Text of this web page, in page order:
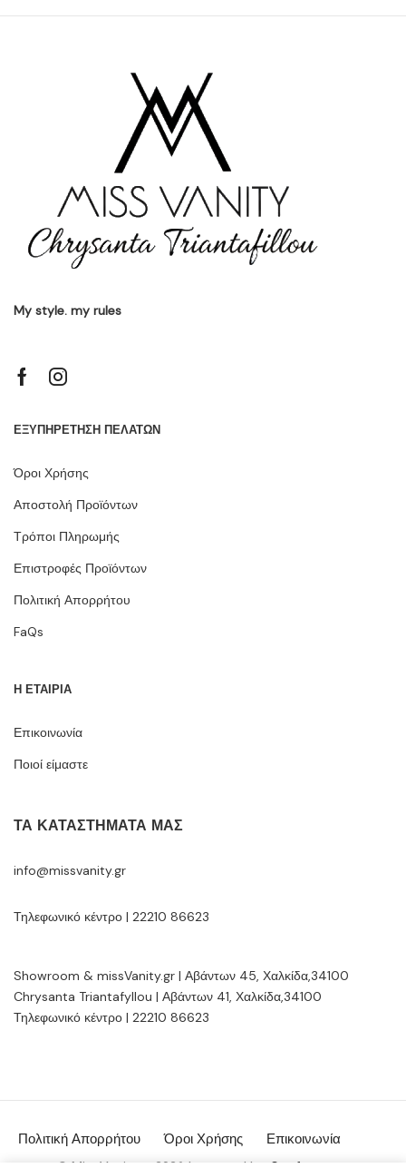
My style. my rules
ΕΞΥΠΗΡΕΤΗΣΗ ΠΕΛΑΤΩΝ
Όροι Χρήσης
Αποστολή Προϊόντων
Τρόποι Πληρωμής
Επιστροφές Προϊόντων
Πολιτική Απορρήτου
FaQs
Η ΕΤΑΙΡΙΑ
Επικοινωνία
Ποιοί είμαστε
ΤΑ ΚΑΤΑΣΤΉΜΑΤΆ ΜΑΣ
info@missvanity.gr
Τηλεφωνικό κέντρο | 22210 86623
Showroom & missVanity.gr | Αβάντων 45, Χαλκίδα,34100
Chrysanta Triantafyllou | Αβάντων 41, Χαλκίδα,34100
Τηλεφωνικό κέντρο | 22210 86623
Πολιτική Απορρήτου Όροι Χρήσης Επικοινωνία